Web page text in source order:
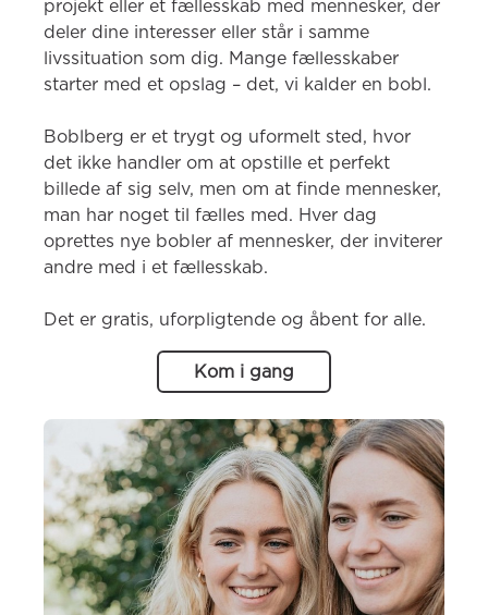
projekt eller et fællesskab med mennesker, der
deler dine interesser eller står i samme
livssituation som dig. Mange fællesskaber
starter med et opslag – det, vi kalder en bobl.
Boblberg er et trygt og uformelt sted, hvor
det ikke handler om at opstille et perfekt
billede af sig selv, men om at finde mennesker,
man har noget til fælles med. Hver dag
oprettes nye bobler af mennesker, der inviterer
andre med i et fællesskab.
Det er gratis, uforpligtende og åbent for alle.
Kom i gang